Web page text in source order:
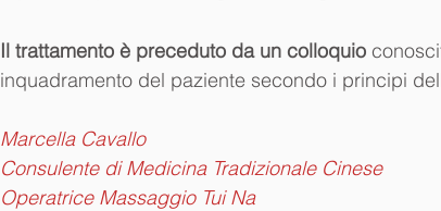
Il trattamento è preceduto da un colloquio
inquadramento del paziente secondo i principi
Marcella Cavallo
Consulente di Medicina Tradizionale Cinese
Operatrice Massaggio Tui Na